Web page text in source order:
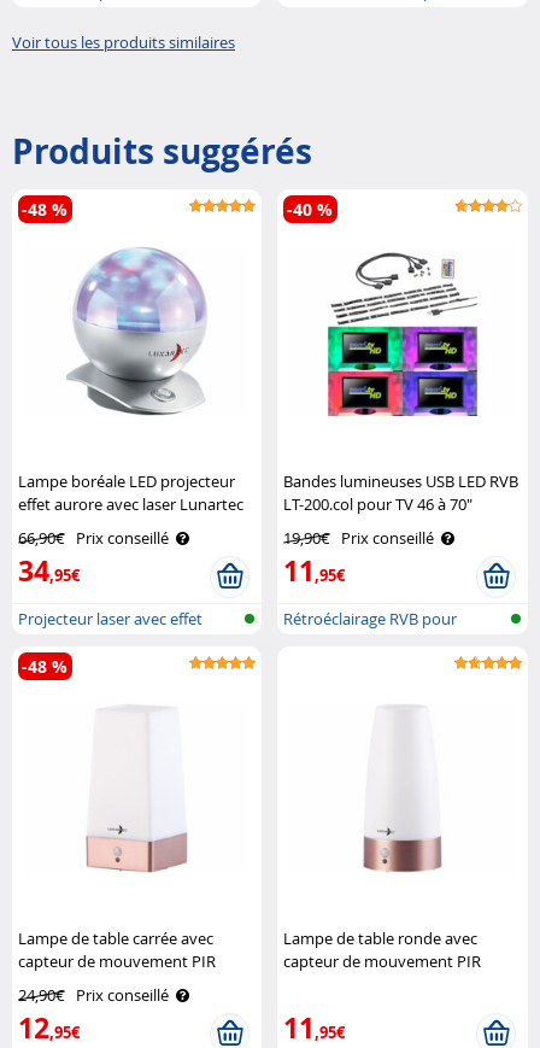
Voir tous les produits similaires
Produits suggérés
Lampe boréale LED projecteur
effet aurore avec laser Lunartec
66,90€ Prix conseillé
34,95€
-48 %
Projecteur laser avec effet
lumière..
Bandes lumineuses USB LED RVB
LT-200.col pour TV 46 à 70"
19,90€ Prix conseillé
11,95€
-40 %
Rétroéclairage RVB pour
Lampe de table carrée avec
capteur de mouvement PIR
rechargeable Lunartec
24,90€ Prix conseillé
12,95€
-48 %
Lampe de table ronde avec
capteur de mouvement PIR
11,95€